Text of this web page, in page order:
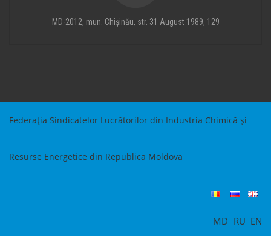
MD-2012, mun. Chișinău, str. 31 August 1989, 129
Federația Sindicatelor Lucrătorilor din Industria Chimică și
Resurse Energetice din Republica Moldova
MD RU EN